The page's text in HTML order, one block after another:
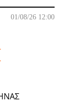
01/08/26 12:00